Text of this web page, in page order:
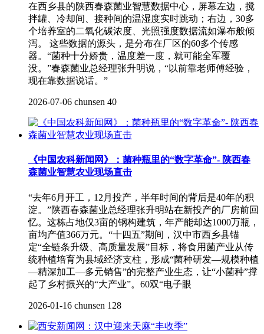
在西乡县的陕西春森菌业智慧数据中心，屏幕左边，搅
拌罐、冷却间、接种间的温湿度实时跳动；右边，30多
个培养室的二氧化碳浓度、光照强度数据流如瀑布般倾
泻。 这些数据的源头，是分布在厂区的60多个传感
器。“菌种十分娇贵，温度差一度，就可能全军覆
没。”春森菌业总经理张升明说，“以前靠老师傅经验，
现在靠数据说话。”
2026-07-06 chunsen 40
《中国农科新闻网》：菌种瓶里的“数字革命”- 陕西春
森菌业智慧农业现场直击
“去年6月开工，12月投产，半年时间的背后是40年的积
淀。”陕西春森菌业总经理张升明站在新投产的厂房前回
忆。这栋占地仅3亩的钢构建筑，年产能却达1000万瓶，
亩均产值366万元。“十四五”期间，汉中市西乡县锚
定“全链条升级、高质量发展”目标，将食用菌产业从传
统种植培育为县域经济支柱，形成“菌种研发—规模种植
—精深加工—多元销售”的完整产业生态，让“小菌种”撑
起了乡村振兴的“大产业”。60双“电子眼
2026-01-16 chunsen 128